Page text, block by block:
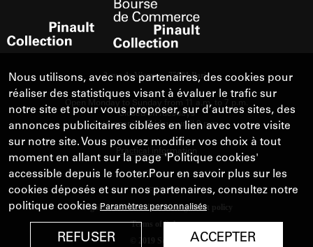
Nous utilisons, avec nos partenaires, des cookies pour
réaliser des statistiques visant à évaluer le trafic sur
notre site et pour vous proposer, sur d’autres sites, des
annonces publicitaires ciblées en lien avec votre visite
sur notre site. Vous pouvez modifier vos choix à tout
moment en allant sur la page 'Politique cookies'
accessible depuis le footer.Pour en savoir plus sur les
cookies déposés et sur nos partenaires, consultez notre
politique cookies Paramètres personnalisés
ACCEPTER
REFUSER